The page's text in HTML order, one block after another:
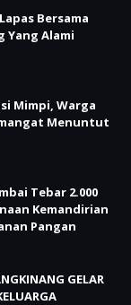
Bersama
Yang Alami
Mimpi, Warga
Menuntut
Tebar 2.000
Kemandirian
Pangan
GELAR